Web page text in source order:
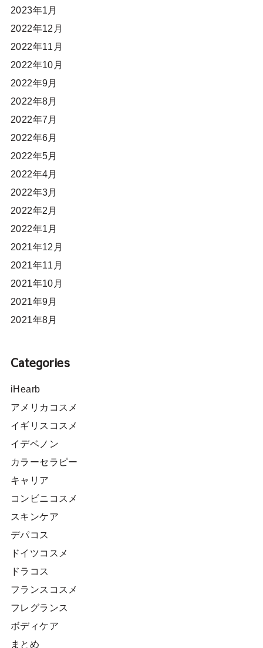
2023年1月
2022年12月
2022年11月
2022年10月
2022年9月
2022年8月
2022年7月
2022年6月
2022年5月
2022年4月
2022年3月
2022年2月
2022年1月
2021年12月
2021年11月
2021年10月
2021年9月
2021年8月
Categories
iHearb
アメリカコスメ
イギリスコスメ
イデベノン
カラーセラピー
キャリア
コンビニコスメ
スキンケア
デパコス
ドイツコスメ
ドラコス
フランスコスメ
フレグランス
ボディケア
まとめ